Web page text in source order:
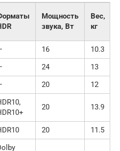
Мощность
звука, Вт
Вес,
кг
16 10.3
24 13
20 12
20 13.9
20 11.5